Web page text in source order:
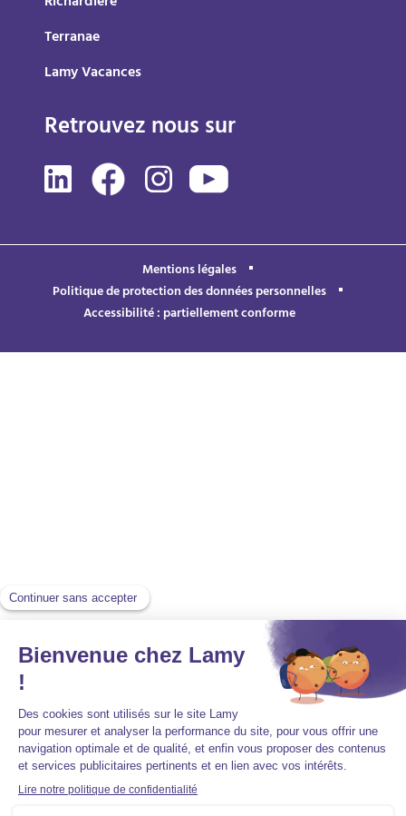
Terranae
Lamy Vacances
Retrouvez nous sur
Mentions légales
Politique de protection des données personnelles
Accessibilité : partiellement conforme